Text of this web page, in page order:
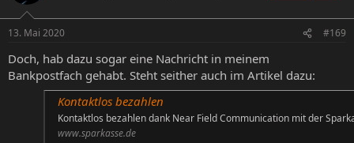
13. Mai 2020 #169
Doch, hab dazu sogar eine Nachricht in meinem
Bankpostfach gehabt. Steht seither auch im Artikel dazu:
Kontaktlos bezahlen
Kontaktlos bezahlen dank Near Field Communication mit der
www.sparkasse.de